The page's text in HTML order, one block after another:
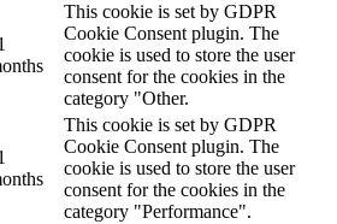
This cookie is set by GDPR
Cookie Consent plugin. The
cookie is used to store the user
consent for the cookies in the
category "Other.
This cookie is set by GDPR
Cookie Consent plugin. The
cookie is used to store the user
consent for the cookies in the
category "Performance".